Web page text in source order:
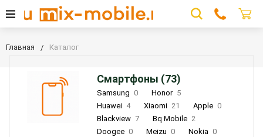
Главная Каталог
Смартфоны (73)
Samsung 0 Honor 5
Huawei 4 Xiaomi 21 Apple 0
Blackview 7 Bq Mobile 2
Doogee 0 Meizu 0 Nokia 0